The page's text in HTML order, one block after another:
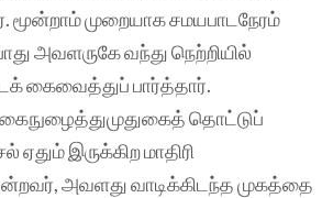
மூன்றாம் முறையாக சமயபாடநேரம்
அவளருகே வந்து நெற்றியில்
கைவைத்துப் பார்த்தார்.
கைநுழைத்துமுதுகைத் தொட்டுப்
ஏதும் இருக்கிற மாதிரி
அவளது வாடிக்கிடந்த முகத்தை